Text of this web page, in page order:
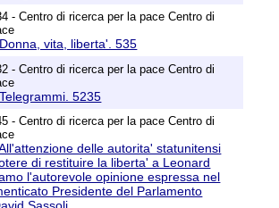
- Centro di ricerca per la pace Centro di
vita, liberta'. 535
- Centro di ricerca per la pace Centro di
5235
- Centro di ricerca per la pace Centro di
delle autorita' statunitensi
di restituire la liberta' a Leonard
l'autorevole opinione espressa nel
Presidente del Parlamento